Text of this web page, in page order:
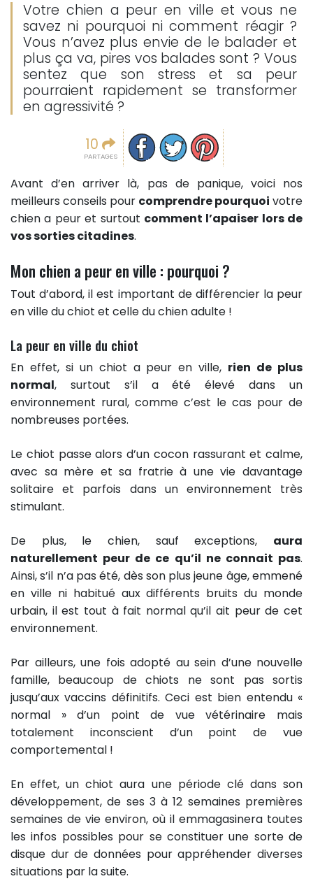
Votre chien a peur en ville et vous ne
savez ni pourquoi ni comment réagir ?
Vous n’avez plus envie de le balader et
plus ça va, pires vos balades sont ? Vous
sentez que son stress et sa peur
pourraient rapidement se transformer
en agressivité ?
10
PARTAGES
Partager sur facebook
Partager sur Twitter
Epingler sur Pinterest
Avant d’en arriver là, pas de panique, voici nos
meilleurs conseils pour comprendre pourquoi votre
chien a peur et surtout comment l’apaiser lors de
vos sorties citadines.
Mon chien a peur en ville : pourquoi ?
Tout d’abord, il est important de différencier la peur
en ville du chiot et celle du chien adulte !
La peur en ville du chiot
En effet, si un chiot a peur en ville, rien de plus
normal, surtout s’il a été élevé dans un
environnement rural, comme c’est le cas pour de
nombreuses portées.
Le chiot passe alors d’un cocon rassurant et calme,
avec sa mère et sa fratrie à une vie davantage
solitaire et parfois dans un environnement très
stimulant.
De plus, le chien, sauf exceptions, aura
naturellement peur de ce qu’il ne connait pas.
Ainsi, s’il n’a pas été, dès son plus jeune âge, emmené
en ville ni habitué aux différents bruits du monde
urbain, il est tout à fait normal qu’il ait peur de cet
environnement.
Par ailleurs, une fois adopté au sein d’une nouvelle
famille, beaucoup de chiots ne sont pas sortis
jusqu’aux vaccins définitifs. Ceci est bien entendu «
normal » d’un point de vue vétérinaire mais
totalement inconscient d’un point de vue
comportemental !
En effet, un chiot aura une période clé dans son
développement, de ses 3 à 12 semaines premières
semaines de vie environ, où il emmagasinera toutes
les infos possibles pour se constituer une sorte de
disque dur de données pour appréhender diverses
situations par la suite.